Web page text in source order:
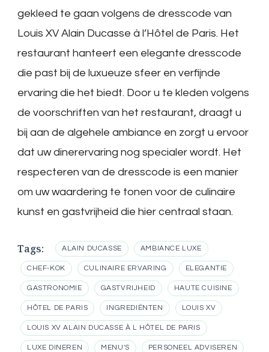
gekleed te gaan volgens de dresscode van
Louis XV Alain Ducasse à l’Hôtel de Paris. Het
restaurant hanteert een elegante dresscode
die past bij de luxueuze sfeer en verfijnde
ervaring die het biedt. Door u te kleden volgens
de voorschriften van het restaurant, draagt u
bij aan de algehele ambiance en zorgt u ervoor
dat uw dinerervaring nog specialer wordt. Het
respecteren van de dresscode is een manier
om uw waardering te tonen voor de culinaire
kunst en gastvrijheid die hier centraal staan.
Tags: ALAIN DUCASSE AMBIANCE LUXE
CHEF-KOK CULINAIRE ERVARING ELEGANTIE
GASTRONOMIE GASTVRIJHEID HAUTE CUISINE
HÔTEL DE PARIS INGREDIËNTEN LOUIS XV
LOUIS XV ALAIN DUCASSE À L HÔTEL DE PARIS
LUXE DINEREN MENU'S PERSONEEL ADVISEREN